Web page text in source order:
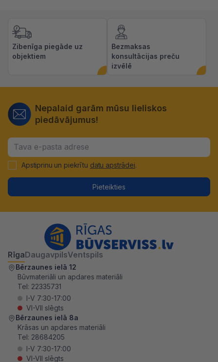
Zibenīga piegāde uz
objektiem
Bezmaksas
konsultācijas preču
izvēlē
Nepalaid garām mūsu lieliskos
piedāvājumus!
Apstiprinu un piekrītu datu apstrādei.
Pieteikties
RīgaDaugavpilsVentspils
Bērzaunes ielā 12
Būvmateriāli un apdares materiāli
Tel: 22335731
I-V 7:30-17:00
VI-VII slēgts
Bērzaunes ielā 8a
Krāsas un apdares materiāli
Tel: 28684205
I-V 7:30-17:00
VI-VII slēgts